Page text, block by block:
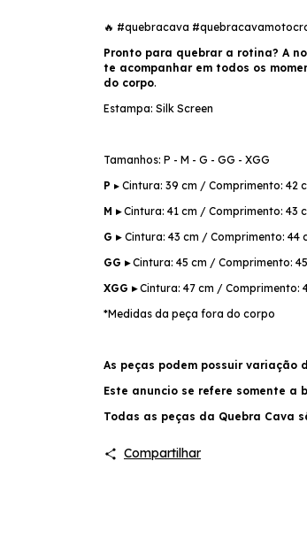
🔥 #quebracava
Pronto para quebrar a rotina? A
te acompanhar em todos os
do corpo.
Estampa: Silk Screen
Tamanhos: P - M - G - GG - XGG
P ▸ Cintura: 39 cm / Comprimento: 42
M ▸Cintura: 41 cm / Comprimento: 43
G ▸ Cintura: 43 cm / Comprimento: 44
GG ▸Cintura: 45 cm / Comprimento:
XGG ▸Cintura: 47 cm / Comprimento:
*Medidas da peça fora do corpo
As peças podem possuir
Este anuncio se refere somente a
Todas as peças da Quebra Cava
Compartilhar